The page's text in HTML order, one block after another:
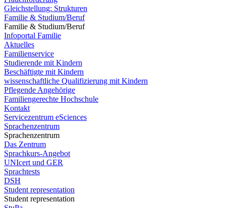
Gleichstellung: Strukturen
Familie & Studium/Beruf
Familie & Studium/Beruf
Infoportal Familie
Aktuelles
Familienservice
Studierende mit Kindern
Beschäftigte mit Kindern
wissenschaftliche Qualifizierung mit Kindern
Pflegende Angehörige
Familiengerechte Hochschule
Kontakt
Servicezentrum eSciences
Sprachenzentrum
Sprachenzentrum
Das Zentrum
Sprachkurs-Angebot
UNIcert und GER
Sprachtests
DSH
Student representation
Student representation